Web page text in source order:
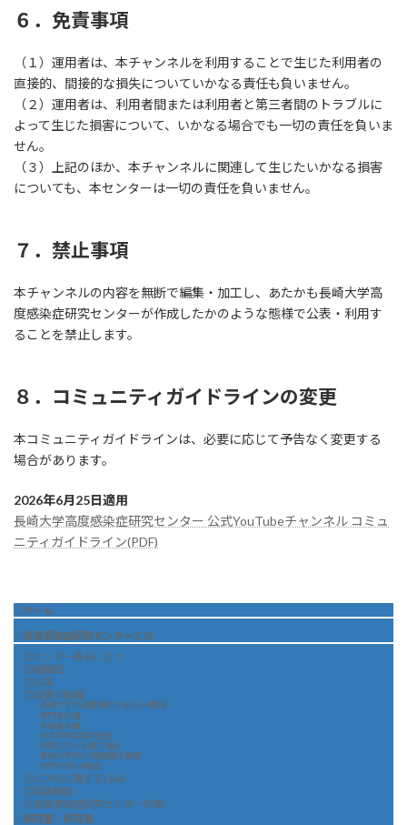
６．免責事項
（１）運用者は、本チャンネルを利用することで生じた利用者の
直接的、間接的な損失についていかなる責任も負いません。
（２）運用者は、利用者間または利用者と第三者間のトラブルに
よって生じた損害について、いかなる場合でも一切の責任を負いま
せん。
（３）上記のほか、本チャンネルに関連して生じたいかなる損害
についても、本センターは一切の責任を負いません。
７．禁止事項
本チャンネルの内容を無断で編集・加工し、あたかも長崎大学高
度感染症研究センターが作成したかのような態様で公表・利用す
ることを禁止します。
８． コミュニティガイドラインの変更
本コミュニティガイドラインは、必要に応じて予告なく変更する
場合があります。
2026年6月25日適用
長崎大学高度感染症研究センター 公式YouTubeチャンネル コミュ
ニティガイドライン(PDF)
◇ホーム
◇高度感染症研究センターとは
◎センター長あいさつ
◎組織図
◎沿革
◎設置の経緯
・長崎大学が設置検討するBSL-4施設
・専門家会議
・有識者会議
・日本学術会議の提言
・政府における取り組み
・長崎大学BSL-4施設基本構想
・世界のBSL-4施設
◎CCPIDに関するQ&A
◎用語解説
◎高度感染症研究センター年報
◇研究室・研究者